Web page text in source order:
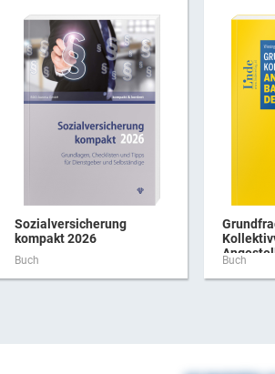
Sozialversicherung
kompakt 2026
Buch Buch